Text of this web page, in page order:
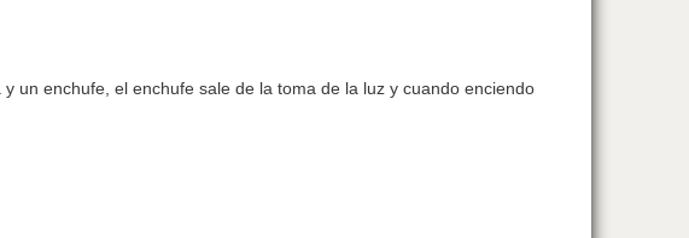
un enchufe, el enchufe sale de la toma de la luz y cuando enciendo